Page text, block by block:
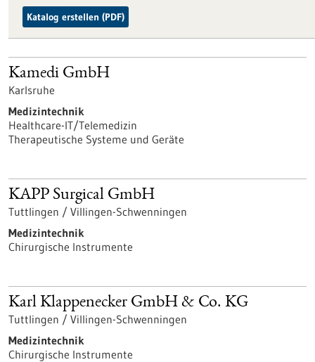
Katalog erstellen (PDF)
Kamedi GmbH
Karlsruhe
Medizintechnik
Healthcare-IT/Telemedizin
Therapeutische Systeme und Geräte
KAPP Surgical GmbH
Tuttlingen / Villingen-Schwenningen
Medizintechnik
Chirurgische Instrumente
Karl Klappenecker GmbH & Co. KG
Tuttlingen / Villingen-Schwenningen
Medizintechnik
Chirurgische Instrumente